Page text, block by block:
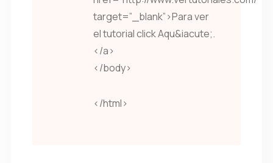
target=”_blank”>Para ver
el tutorial click Aqu&iacute;.
</a>
</body>
</html>